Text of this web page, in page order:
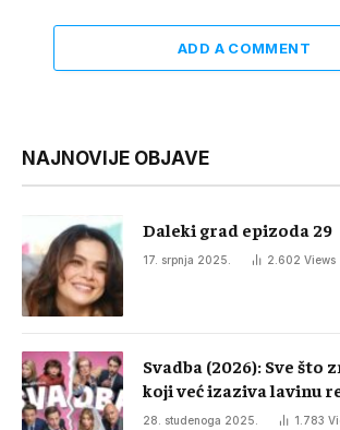
ADD A COMMENT
NAJNOVIJE OBJAVE
Daleki grad epizoda 29
17. srpnja 2025. 2.602 Views
Svadba (2026): Sve što
koji već izaziva lavinu
28. studenoga 2025. 1.783